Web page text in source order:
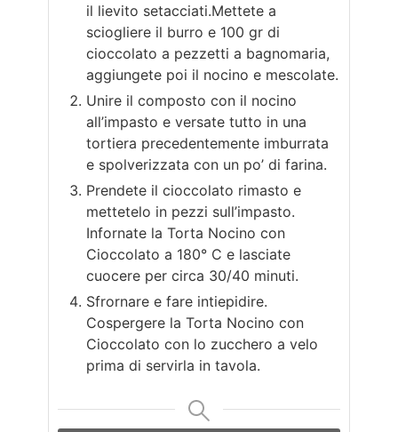
il lievito setacciati.Mettete a
sciogliere il burro e 100 gr di
cioccolato a pezzetti a bagnomaria,
aggiungete poi il nocino e mescolate.
Unire il composto con il nocino
all’impasto e versate tutto in una
tortiera precedentemente imburrata
e spolverizzata con un po’ di farina.
Prendete il cioccolato rimasto e
mettetelo in pezzi sull’impasto.
Infornate la Torta Nocino con
Cioccolato a 180° C e lasciate
cuocere per circa 30/40 minuti.
Sfrornare e fare intiepidire.
Cospergere la Torta Nocino con
Cioccolato con lo zucchero a velo
prima di servirla in tavola.